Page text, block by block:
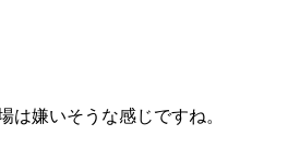
は嫌いそうな感じですね。